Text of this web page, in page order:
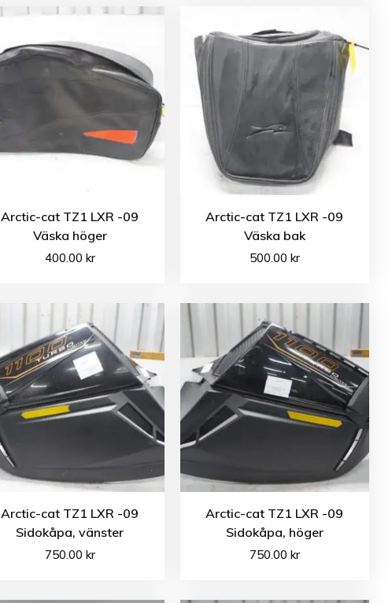
Arctic-cat TZ1 LXR -09
Väska höger
400.00 kr
Arctic-cat TZ1 LXR -09
Väska bak
500.00 kr
Arctic-cat TZ1 LXR -09
Sidokåpa, vänster
750.00 kr
Arctic-cat TZ1 LXR -09
Sidokåpa, höger
750.00 kr